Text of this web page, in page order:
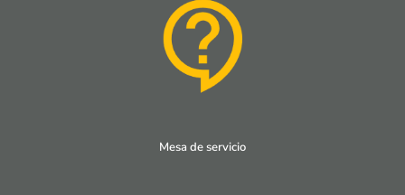
Mesa de servicio